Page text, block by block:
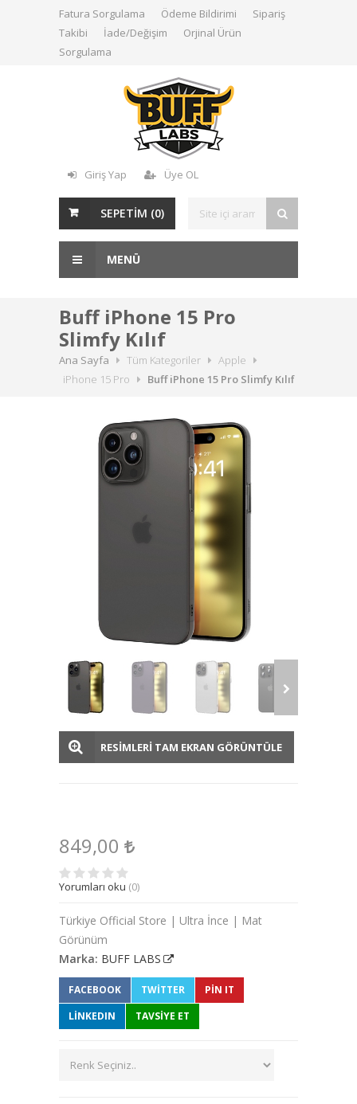
Fatura Sorgulama Ödeme Bildirimi
Sipariş
Takibi
İade/Değişim
Orjinal Ürün
Sorgulama
Giriş Yap Üye OL
SEPETİM (0)
MENÜ
Buff iPhone 15 Pro
Slimfy Kılıf
Ana Sayfa Tüm Kategoriler
Apple
iPhone 15 Pro
Buff iPhone 15 Pro Slimfy Kılıf
RESİMLERİ TAM EKRAN GÖRÜNTÜLE
849,00
Yorumları oku (0)
Türkiye Official Store | Ultra İnce | Mat
Görünüm
Marka: BUFF LABS
FACEBOOK TWITTER
PIN IT
LINKEDIN
TAVSİYE ET